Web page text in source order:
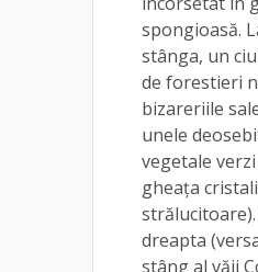
spongioasă.
stânga, un
de forestieri
bizareriile
unele
vegetale
gheața
dreapta
stâng al văii